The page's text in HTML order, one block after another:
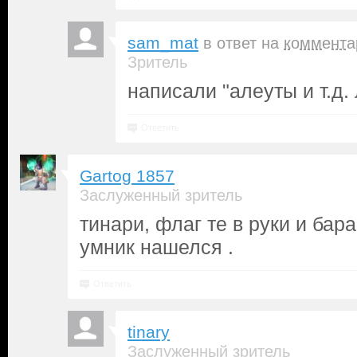
sam_mat в ответ на
Зритель
написали "алеуты и т.д.
Gartog 1857
Заслуженный зритель
тинари, флаг те в руки и
умник нашелся .
tinary
Заслуженный зритель